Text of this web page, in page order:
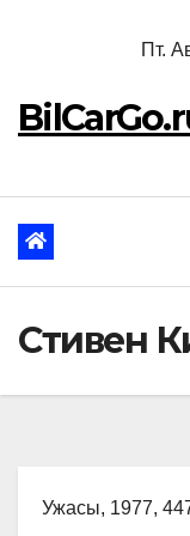
Пт.
Стивен
Ужасы, 1977,